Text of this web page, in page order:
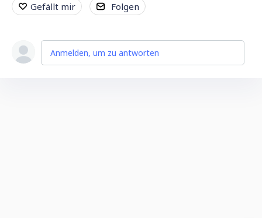
Gefällt mir Folgen
Anmelden, um zu antworten